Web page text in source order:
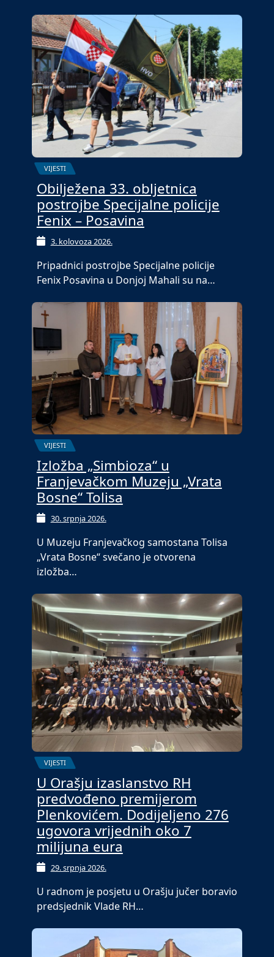
VIJESTI
Obilježena 33. obljetnica
postrojbe Specijalne policije
Fenix – Posavina
3. kolovoza 2026.
Pripadnici postrojbe Specijalne policije
Fenix Posavina u Donjoj Mahali su na…
VIJESTI
Izložba „Simbioza“ u
Franjevačkom Muzeju „Vrata
Bosne“ Tolisa
30. srpnja 2026.
U Muzeju Franjevačkog samostana Tolisa
„Vrata Bosne“ svečano je otvorena
izložba…
VIJESTI
U Orašju izaslanstvo RH
predvođeno premijerom
Plenkovićem. Dodijeljeno 276
ugovora vrijednih oko 7
milijuna eura
29. srpnja 2026.
U radnom je posjetu u Orašju jučer boravio
predsjednik Vlade RH…